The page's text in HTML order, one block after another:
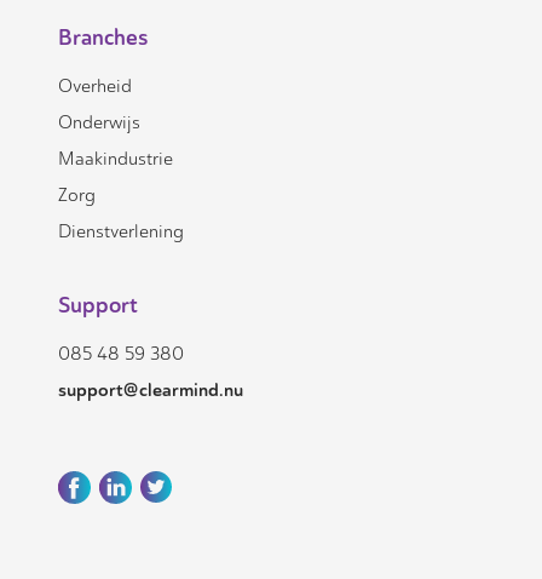
Branches
Overheid
Onderwijs
Maakindustrie
Zorg
Dienstverlening
Support
085 48 59 380
support@clearmind.nu